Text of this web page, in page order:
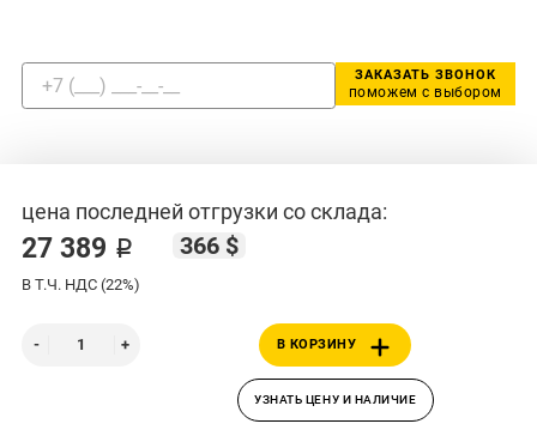
ЗАКАЗАТЬ ЗВОНОК
поможем с выбором
цена последней отгрузки со склада:
27 389 ₽ 366 $
В Т.Ч. НДС (22%)
В КОРЗИНУ
УЗНАТЬ ЦЕНУ И НАЛИЧИЕ